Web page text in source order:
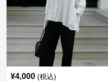
¥4,000 (税込)